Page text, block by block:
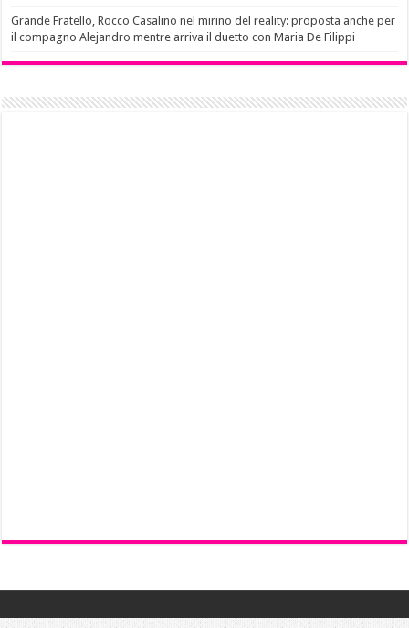
Grande Fratello, Rocco Casalino nel mirino del reality: proposta anche per
il compagno Alejandro mentre arriva il duetto con Maria De Filippi